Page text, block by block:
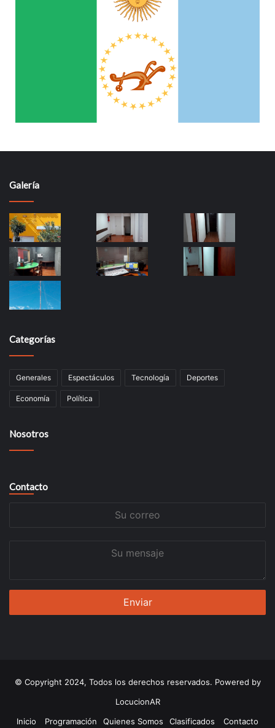
Galería
Categorías
Generales Espectáculos Tecnología Deportes
Economía Política
Nosotros
Contacto
© Copyright 2024, Todos los derechos reservados. Powered by
LocucionAR
Inicio
Programación Quienes Somos Clasificados Contacto